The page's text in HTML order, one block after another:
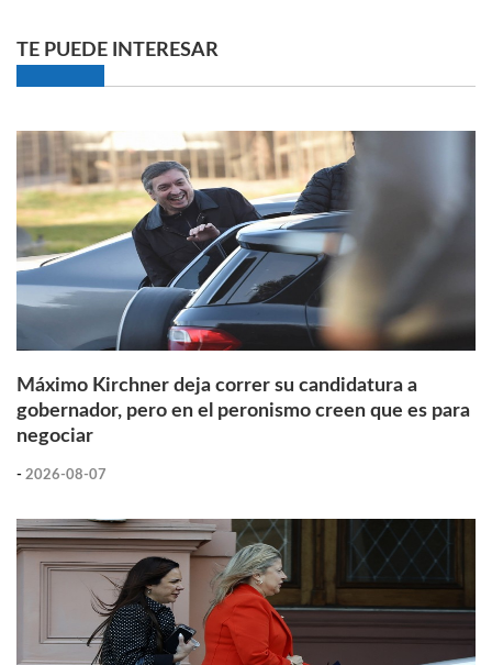
TE PUEDE INTERESAR
Máximo Kirchner deja correr su candidatura a
gobernador, pero en el peronismo creen que es para
negociar
- 2026-08-07